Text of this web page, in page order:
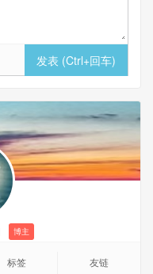
博主
标签 友链